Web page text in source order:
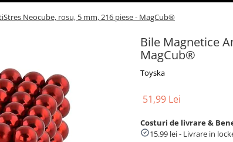
Neocube, rosu, 5 mm, 216 piese - MagCub®
Bile Magnetice
MagCub®
Toyska
51,99 Lei
Costuri de livrare &
15.99 lei - Livrare in